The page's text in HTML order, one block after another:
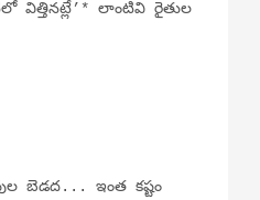
విత్తినట్లే’* లాంటివి రైతుల
బెడద... ఇంత కష్టం